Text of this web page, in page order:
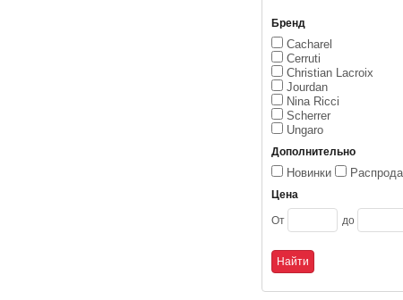
Бренд
Cacharel
Cerruti
Christian Lacroix
Jourdan
Nina Ricci
Scherrer
Ungaro
Дополнительно
Новинки
Цена
От до